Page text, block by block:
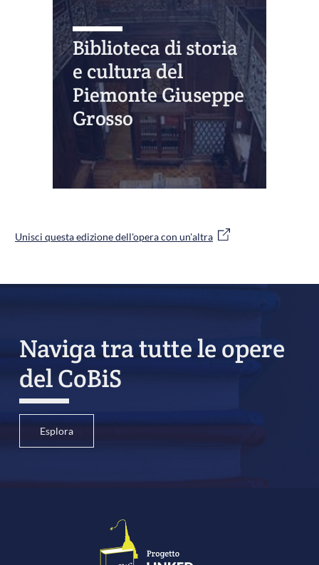
Biblioteca di storia
e cultura del
Piemonte Giuseppe
Grosso
Unisci questa edizione dell'opera con un'altra
Naviga tra tutte le opere
del CoBiS
Esplora